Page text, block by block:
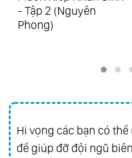
88.Ecos De Brasil
25 Years Of
92.Everybody Loves
93.Golden Collection
(Yu Dan)
Hi vọng các bạn có
để giúp đỡ đội ngũ